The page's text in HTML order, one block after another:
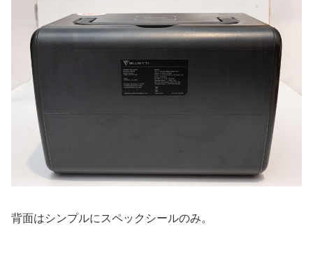
背面はシンプルにスペックシールのみ。